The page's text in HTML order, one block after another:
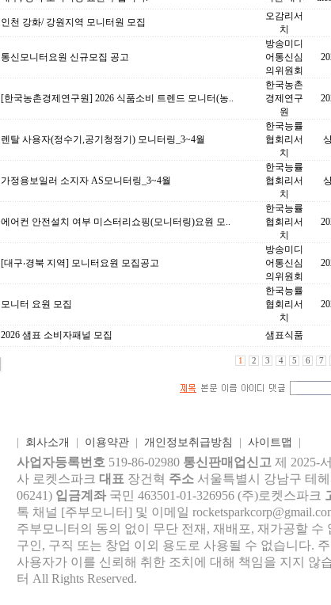
인천 강화/ 강원지역 모니터원 모집
오감리서
치
통신모니터요원 신규모집 공고
방송미디
어통신심
의위원회
[한국농촌경제연구원] 2026 식품소비 트렌드 모니터(농..
한국농촌
경제연구
원
렌탈 사용자(정수기,공기청정기) 모니터링_3~4월
한국능률
협회리서
치
가정용보일러 소지자 AS모니터링_3~4월
한국능률
협회리서
치
에어컨 안전설치 여부 미스터리쇼핑(모니터링)요원 모..
한국능률
협회리서
치
[대구‧경북 지역] 모니터요원 모집공고
방송미디
어통신심
의위원회
모니터 요원 모집
한국능률
협회리서
치
2026 샘표 소비자패널 모집 샘표식품
1 2 3 4 5 6 7
회사소개 이용약관| 개인정보취급방침 사이트맵
사업자등록번호 519-86-02980 통신판매업신고 제 2025-
사 로켓스파크 대표 장건혁 주소 서울특별시 강남구 테
06241) 입금계좌 국민 463501-01-326956 (주)로켓스파크
톡 채널 [주부모니터] 및 이메일 rocke
주부모니터의 동의 없이 무단 전재, 재배포, 재가공할 수
구인, 구직 또는 창업 이외 용도로 사용될 수 없습니다.
사용자가 이를 신뢰해 취한 조치에 대해 책임을 지지 않
터 All Rights Reserved.